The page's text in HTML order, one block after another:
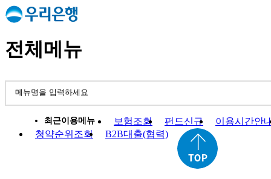
전체메뉴
최근이용메뉴 보험조회 펀드신규
이용시간안
청약순위조회
B2B대출(협력)